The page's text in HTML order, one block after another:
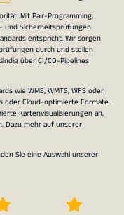
Mit Pair-Programming,
und Sicherheitsprüfungen
entspricht. Wir sorgen
durch und stellen
über CI/CD-Pipelines
wie WMS, WMTS, WFS oder
oder Cloud-optimierte Formate
Kartenvisualisierungen an,
Dazu mehr auf unserer
Sie eine Auswahl unserer